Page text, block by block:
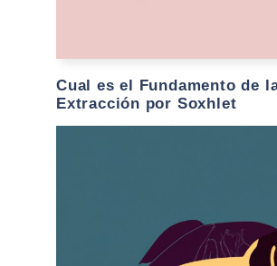
Cual es el Fundamento de
Extracción por Soxhlet